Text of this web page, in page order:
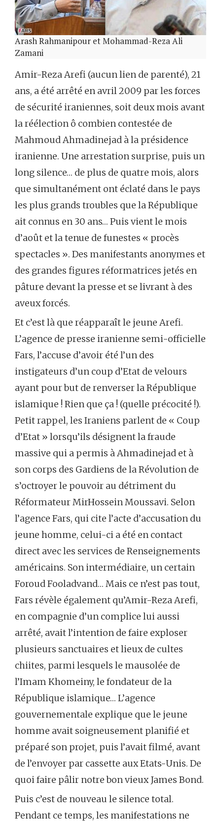
Arash Rahmanipour et Mohammad-Reza Ali
Zamani
Amir-Reza Arefi (aucun lien de parenté), 21
ans, a été arrêté en avril 2009 par les forces
de sécurité iraniennes, soit deux mois avant
la réélection ô combien contestée de
Mahmoud Ahmadinejad à la présidence
iranienne. Une arrestation surprise, puis un
long silence… de plus de quatre mois, alors
que simultanément ont éclaté dans le pays
les plus grands troubles que la République
ait connus en 30 ans… Puis vient le mois
d’août et la tenue de funestes « procès
spectacles ». Des manifestants anonymes et
des grandes figures réformatrices jetés en
pâture devant la presse et se livrant à des
aveux forcés.
Et c’est là que réapparaît le jeune Arefi.
L’agence de presse iranienne semi-officielle
Fars, l’accuse d’avoir été l’un des
instigateurs d’un coup d’Etat de velours
ayant pour but de renverser la République
islamique ! Rien que ça ! (quelle précocité !).
Petit rappel, les Iraniens parlent de « Coup
d’Etat » lorsqu’ils désignent la fraude
massive qui a permis à Ahmadinejad et à
son corps des Gardiens de la Révolution de
s’octroyer le pouvoir au détriment du
Réformateur MirHossein Moussavi. Selon
l’agence Fars, qui cite l’acte d’accusation du
jeune homme, celui-ci a été en contact
direct avec les services de Renseignements
américains. Son intermédiaire, un certain
Foroud Fooladvand… Mais ce n’est pas tout,
Fars révèle également qu’Amir-Reza Arefi,
en compagnie d’un complice lui aussi
arrêté, avait l’intention de faire exploser
plusieurs sanctuaires et lieux de cultes
chiites, parmi lesquels le mausolée de
l’Imam Khomeiny, le fondateur de la
République islamique… L’agence
gouvernementale explique que le jeune
homme avait soigneusement planifié et
préparé son projet, puis l’avait filmé, avant
de l’envoyer par cassette aux Etats-Unis. De
quoi faire pâlir notre bon vieux James Bond.
Puis c’est de nouveau le silence total.
Pendant ce temps, les manifestations ne